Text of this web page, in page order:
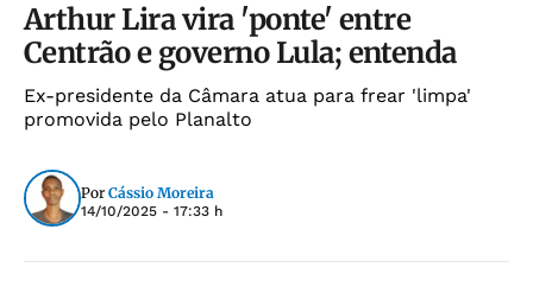
Arthur Lira vira 'ponte' entre
Centrão e governo Lula; entenda
Ex-presidente da Câmara atua para frear 'limpa'
promovida pelo Planalto
Por Cássio Moreira
14/10/2025 - 17:33 h